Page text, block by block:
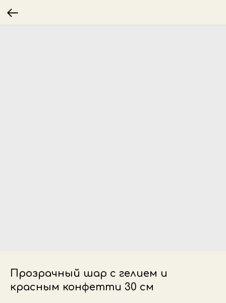
Прозрачный шар с гелием и
красным конфетти 30 см